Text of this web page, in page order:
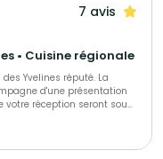
7 avis
• Cuisine régionale
Yvelines réputé. La
d'une présentation
votre réception seront sous